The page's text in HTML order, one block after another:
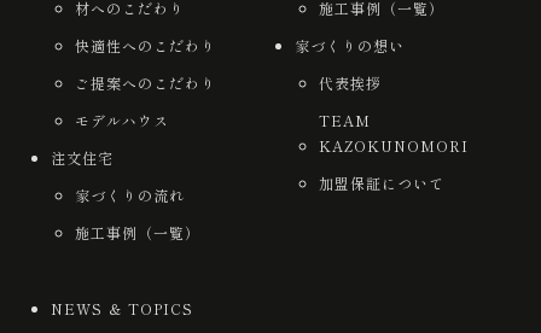
材へのこだわり
快適性へのこだわり
ご提案へのこだわり
モデルハウス
注文住宅
家づくりの流れ
施工事例（一覧）
施工事例（一覧）
家づくりの想い
代表挨拶
TEAM
KAZOKUNOMORI
加盟保証について
NEWS ＆ TOPICS